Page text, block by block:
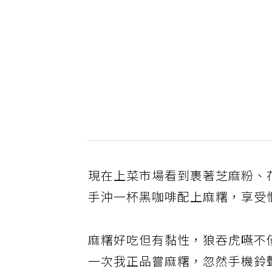
現在上菜市場看到裹著芝麻粉
手沖一杯黑咖啡配上麻糬，享
麻糬好吃但有黏性，狼吞虎嚥
一次我正品嘗麻糬，忽然手機